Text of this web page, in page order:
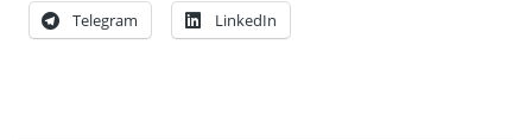
Telegram LinkedIn